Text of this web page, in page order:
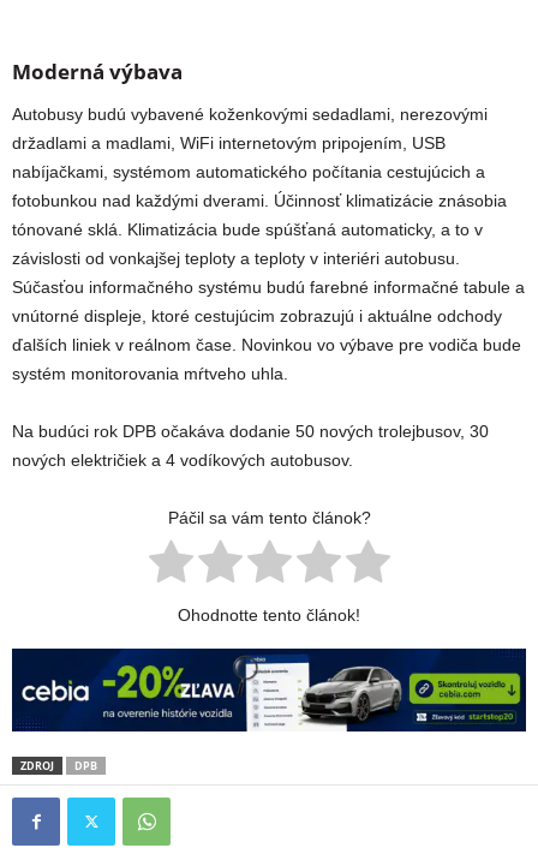
Moderná výbava
Autobusy budú vybavené koženkovými sedadlami, nerezovými
držadlami a madlami, WiFi internetovým pripojením, USB
nabíjačkami, systémom automatického počítania cestujúcich a
fotobunkou nad každými dverami. Účinnosť klimatizácie znásobia
tónované sklá. Klimatizácia bude spúšťaná automaticky, a to v
závislosti od vonkajšej teploty a teploty v interiéri autobusu.
Súčasťou informačného systému budú farebné informačné tabule a
vnútorné displeje, ktoré cestujúcim zobrazujú i aktuálne odchody
ďalších liniek v reálnom čase. Novinkou vo výbave pre vodiča bude
systém monitorovania mŕtveho uhla.
Na budúci rok DPB očakáva dodanie 50 nových trolejbusov, 30
nových električiek a 4 vodíkových autobusov.
Páčil sa vám tento článok?
Ohodnotte tento článok!
ZDROJ DPB